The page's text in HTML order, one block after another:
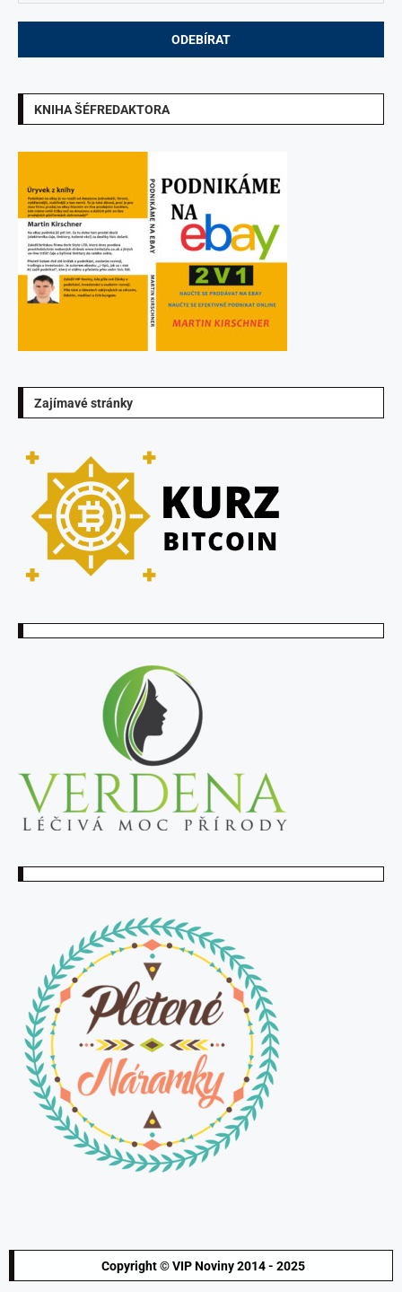
KNIHA ŠÉFREDAKTORA
Zajímavé stránky
Copyright © VIP Noviny 2014 - 2025